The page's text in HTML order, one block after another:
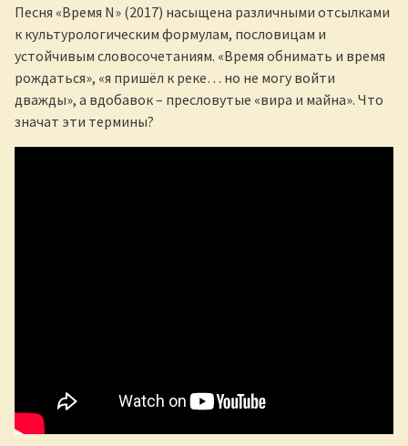
Песня «Время N» (2017) насыщена различными отсылками
к культурологическим формулам, пословицам и
устойчивым словосочетаниям. «Время обнимать и время
рождаться», «я пришёл к реке… но не могу войти
дважды», а вдобавок – пресловутые «вира и майна». Что
значат эти термины?